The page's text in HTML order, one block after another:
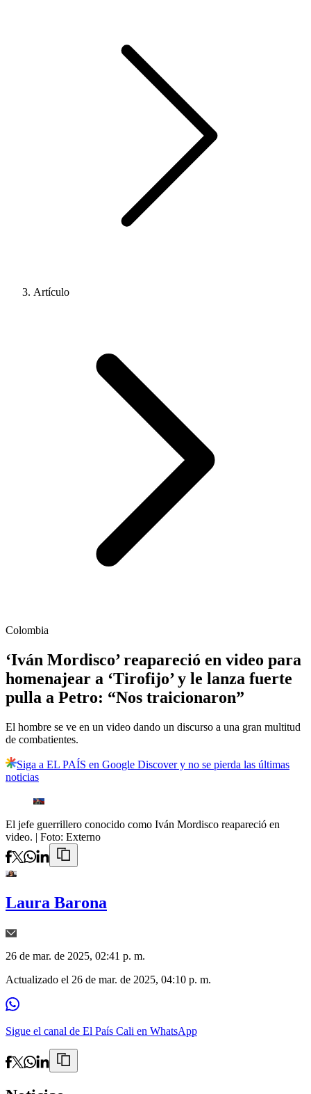
Artículo
Colombia
‘Iván Mordisco’ reapareció en video para
homenajear a ‘Tirofijo’ y le lanza fuerte
pulla a Petro: “Nos traicionaron”
El hombre se ve en un video dando un discurso a una gran multitud
de combatientes.
Siga a EL PAÍS en Google Discover y no se pierda las últimas
noticias
El jefe guerrillero conocido como Iván Mordisco reapareció en
video. | Foto: Externo
Laura Barona
26 de mar. de 2025, 02:41 p. m.
Actualizado el 26 de mar. de 2025, 04:10 p. m.
Sigue el canal de El País Cali en WhatsApp